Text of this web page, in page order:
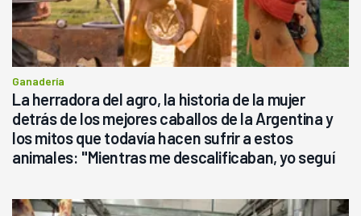
Ganadería
La herradora del agro, la historia de la mujer
detrás de los mejores caballos de la Argentina y
los mitos que todavía hacen sufrir a estos
animales: "Mientras me descalificaban, yo seguí